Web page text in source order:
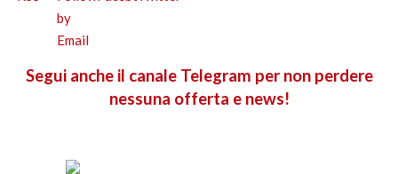
Segui anche il canale Telegram per non perdere
nessuna offerta e news!